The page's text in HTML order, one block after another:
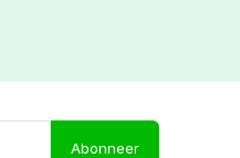
Abonneer